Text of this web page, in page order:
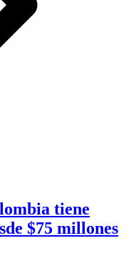
tiene
$75 millones